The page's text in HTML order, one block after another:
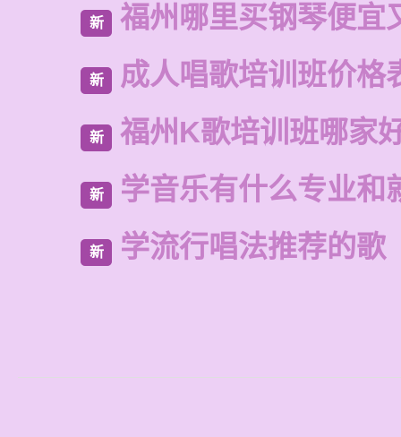
新 福州哪里买钢琴便宜
新 成人唱歌培训班价格
新 福州K歌培训班哪家
新 学音乐有什么专业和
新 学流行唱法推荐的歌